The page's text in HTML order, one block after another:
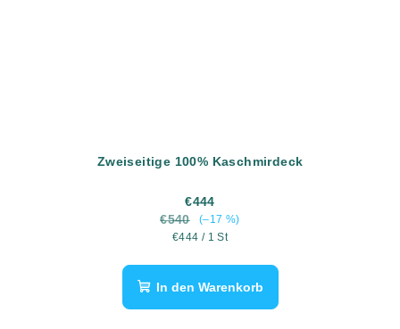
Zweiseitige 100% Kaschmirdeck
€444
€540
(–17 %)
Verkaufspreis:
€444 / 1 St
In den Warenkorb